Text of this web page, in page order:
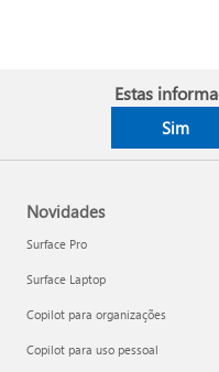
Estas
Sim
Novidades
Surface Pro
Surface Laptop
Copilot para organizações
Copilot para uso pessoal